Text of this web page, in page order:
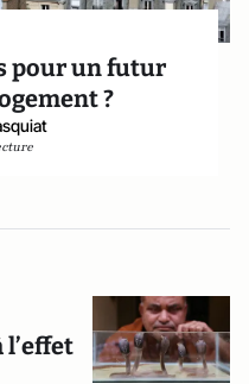
pour un futur
?